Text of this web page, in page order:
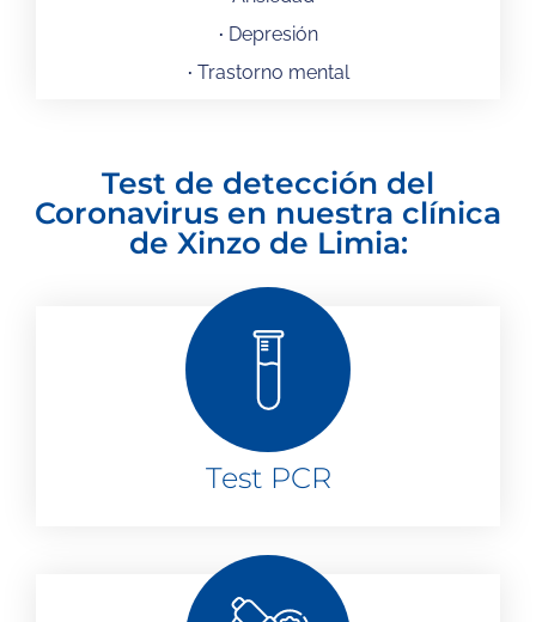
· Depresión
· Trastorno mental
Test de detección del
Coronavirus en nuestra clínica
de Xinzo de Limia:
Test PCR